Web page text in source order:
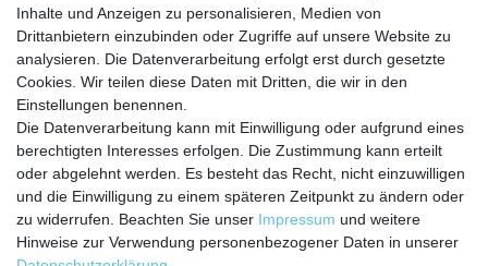
Inhalte und Anzeigen zu personalisieren, Medien von
Drittanbietern einzubinden oder Zugriffe auf unsere Website zu
analysieren. Die Datenverarbeitung erfolgt erst durch gesetzte
Cookies. Wir teilen diese Daten mit Dritten, die wir in den
Einstellungen benennen.
Die Datenverarbeitung kann mit Einwilligung oder aufgrund eines
berechtigten Interesses erfolgen. Die Zustimmung kann erteilt
oder abgelehnt werden. Es besteht das Recht, nicht einzuwilligen
und die Einwilligung zu einem späteren Zeitpunkt zu ändern oder
zu widerrufen. Beachten Sie unser Impressum und weitere
Hinweise zur Verwendung personenbezogener Daten in unserer
Service
Zahlungarten
Versandkosten
Batterierücknahmeverordnung
Kostenloser Newsletter
E-MAIL **
Newsletter
Honig
Daten­schutz­erklärung
Einwilligung kann ich jederzeit widerrufen.**